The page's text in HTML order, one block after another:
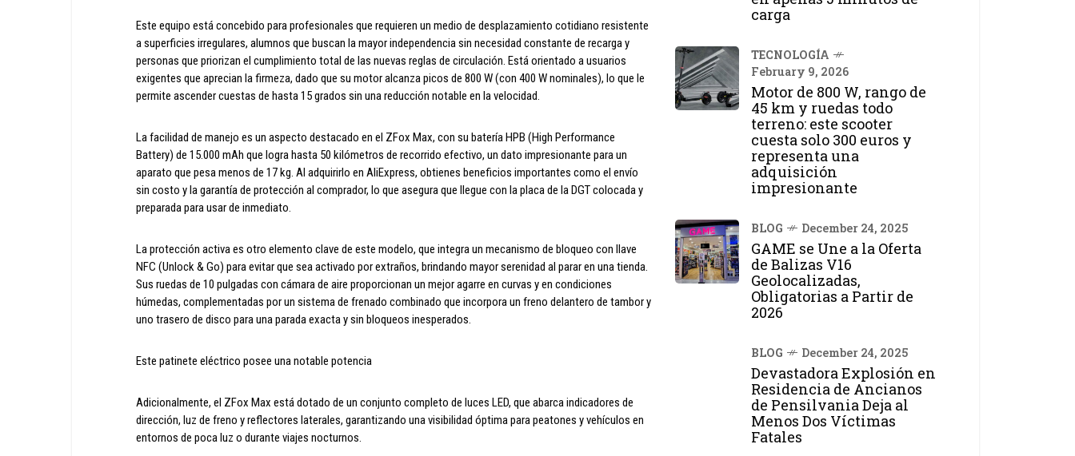
Este equipo está concebido para profesionales que requieren un medio de desplazamiento cotidiano resistente
a superficies irregulares, alumnos que buscan la mayor independencia sin necesidad constante de recarga y
personas que priorizan el cumplimiento total de las nuevas reglas de circulación. Está orientado a usuarios
exigentes que aprecian la firmeza, dado que su motor alcanza picos de 800 W (con 400 W nominales), lo que le
permite ascender cuestas de hasta 15 grados sin una reducción notable en la velocidad.
La facilidad de manejo es un aspecto destacado en el ZFox Max, con su batería HPB (High Performance
Battery) de 15.000 mAh que logra hasta 50 kilómetros de recorrido efectivo, un dato impresionante para un
aparato que pesa menos de 17 kg. Al adquirirlo en AliExpress, obtienes beneficios importantes como el envío
sin costo y la garantía de protección al comprador, lo que asegura que llegue con la placa de la DGT colocada y
preparada para usar de inmediato.
La protección activa es otro elemento clave de este modelo, que integra un mecanismo de bloqueo con llave
NFC (Unlock & Go) para evitar que sea activado por extraños, brindando mayor serenidad al parar en una tienda.
Sus ruedas de 10 pulgadas con cámara de aire proporcionan un mejor agarre en curvas y en condiciones
húmedas, complementadas por un sistema de frenado combinado que incorpora un freno delantero de tambor y
uno trasero de disco para una parada exacta y sin bloqueos inesperados.
Este patinete eléctrico posee una notable potencia
Adicionalmente, el ZFox Max está dotado de un conjunto completo de luces LED, que abarca indicadores de
dirección, luz de freno y reflectores laterales, garantizando una visibilidad óptima para peatones y vehículos en
entornos de poca luz o durante viajes nocturnos.
carga
TECNOLOGÍA
February 9, 2026
Motor de 800 W, rango de
45 km y ruedas todo
terreno: este scooter
cuesta solo 300 euros y
representa una
adquisición
impresionante
BLOG December 24, 2025
GAME se Une a la Oferta
de Balizas V16
Geolocalizadas,
Obligatorias a Partir de
2026
BLOG December 24, 2025
Devastadora Explosión en
Residencia de Ancianos
de Pensilvania Deja al
Menos Dos Víctimas
Fatales